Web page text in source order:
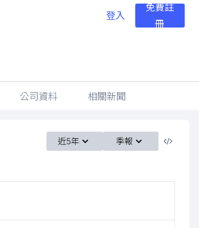
登入
免費註
冊
公司資料 相關新聞
近5年 季報